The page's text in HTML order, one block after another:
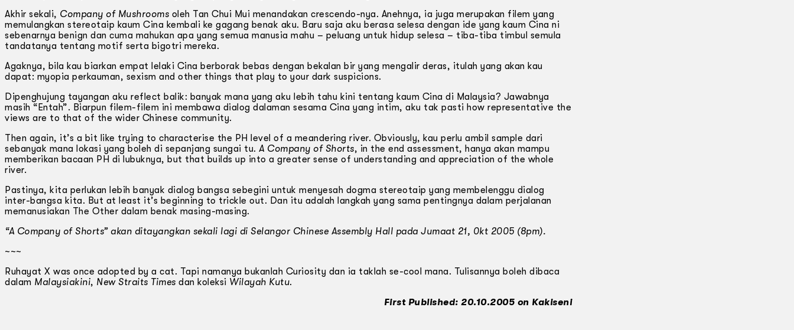
Akhir sekali, Company of Mushrooms oleh Tan Chui Mui menandakan crescendo-nya. Anehnya, ia juga merupakan filem yang
memulangkan stereotaip kaum Cina kembali ke gagang benak aku. Baru saja aku berasa selesa dengan ide yang kaum Cina ni
sebenarnya benign dan cuma mahukan apa yang semua manusia mahu – peluang untuk hidup selesa – tiba-tiba timbul semula
tandatanya tentang motif serta bigotri mereka.
Agaknya, bila kau biarkan empat lelaki Cina berborak bebas dengan bekalan bir yang mengalir deras, itulah yang akan kau
dapat: myopia perkauman, sexism and other things that play to your dark suspicions.
Dipenghujung tayangan aku reflect balik: banyak mana yang aku lebih tahu kini tentang kaum Cina di Malaysia? Jawabnya
masih “Entah”. Biarpun filem-filem ini membawa dialog dalaman sesama Cina yang intim, aku tak pasti how representative the
views are to that of the wider Chinese community.
Then again, it’s a bit like trying to characterise the PH level of a meandering river. Obviously, kau perlu ambil sample dari
sebanyak mana lokasi yang boleh di sepanjang sungai tu. A Company of Shorts, in the end assessment, hanya akan mampu
memberikan bacaan PH di lubuknya, but that builds up into a greater sense of understanding and appreciation of the whole
river.
Pastinya, kita perlukan lebih banyak dialog bangsa sebegini untuk menyesah dogma stereotaip yang membelenggu dialog
inter-bangsa kita. But at least it’s beginning to trickle out. Dan itu adalah langkah yang sama pentingnya dalam perjalanan
memanusiakan The Other dalam benak masing-masing.
“A Company of Shorts” akan ditayangkan sekali lagi di Selangor Chinese Assembly Hall pada Jumaat 21, 0kt 2005 (8pm).
~~~
Ruhayat X was once adopted by a cat. Tapi namanya bukanlah Curiosity dan ia taklah se-cool mana. Tulisannya boleh dibaca
dalam Malaysiakini, New Straits Times dan koleksi Wilayah Kutu.
First Published: 20.10.2005 on Kakiseni